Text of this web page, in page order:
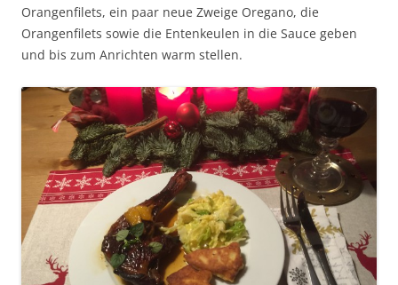
Orangenfilets, ein paar neue Zweige Oregano, die
Orangenfilets sowie die Entenkeulen in die Sauce geben
und bis zum Anrichten warm stellen.